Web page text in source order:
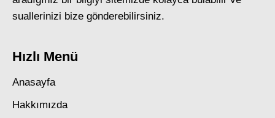
suallerinizi bize gönderebilirsiniz.
Hızlı Menü
Anasayfa
Hakkımızda